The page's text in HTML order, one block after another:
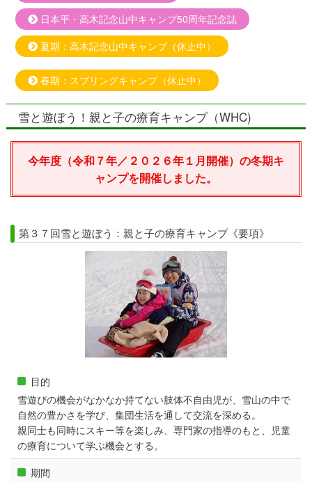
日本平・高木記念山中キャンプ50周年記念誌
夏期：高木記念山中キャンプ（休止中）
春期：スプリングキャンプ（休止中）
雪と遊ぼう！親と子の療育キャンプ（WHC)
今年度（令和７年／２０２６年１月開催）の冬期キ
ャンプを開催しました。
第３７回雪と遊ぼう：親と子の療育キャンプ《要項》
目的
雪遊びの機会がなかなか持てない肢体不自由児が、雪山の中で
自然の豊かさを学び、集団生活を通して交流を深める。
親同士も同時にスキー等を楽しみ、専門家の指導のもと、児童
の療育について学ぶ機会とする。
期間